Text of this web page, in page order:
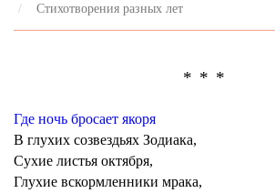
Стихотворения разных лет
* * *
Где ночь бросает якоря
В глухих созвездьях Зодиака,
Сухие листья октября,
Глухие вскормленники мрака,